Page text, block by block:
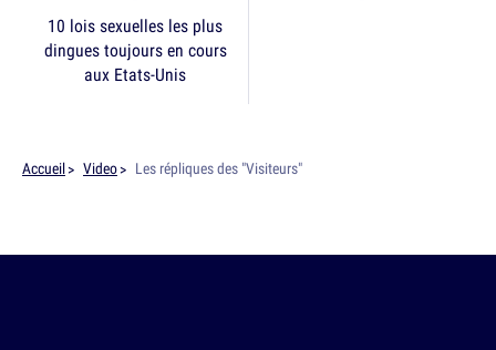
10 lois sexuelles les plus
dingues toujours en cours
aux Etats-Unis
Accueil Video Les répliques des "Visiteurs"